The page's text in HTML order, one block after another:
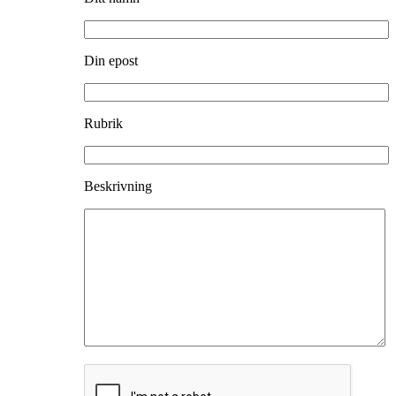
Din epost
Rubrik
Beskrivning